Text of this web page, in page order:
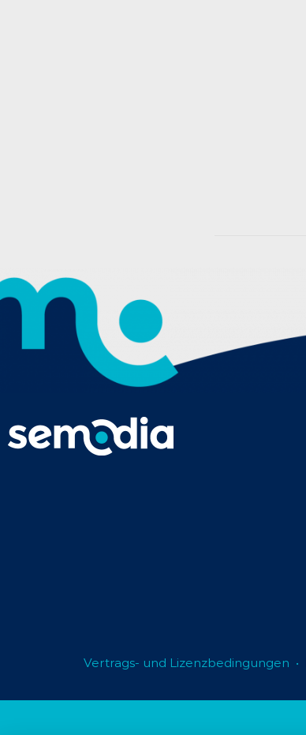
Vertrags- und Lizenzbedingungen •